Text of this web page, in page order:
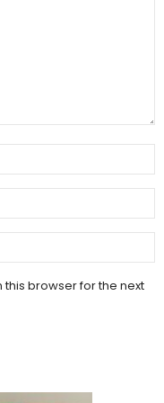
browser for the next